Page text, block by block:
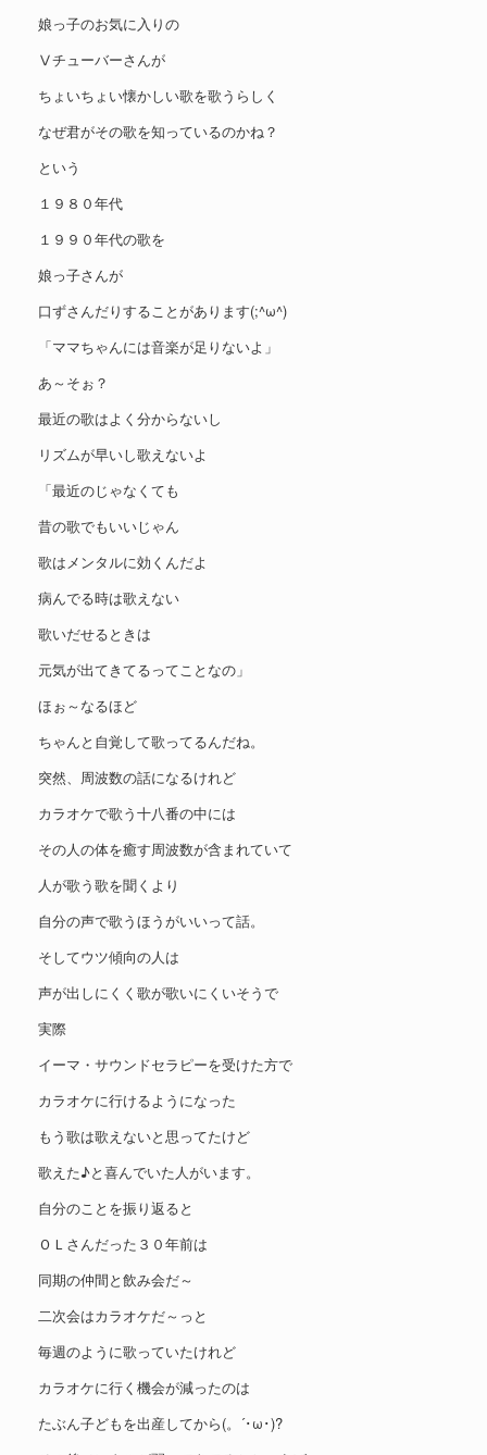
娘っ子のお気に入りの
Ⅴチューバーさんが
ちょいちょい懐かしい歌を歌うらしく
なぜ君がその歌を知っているのかね？
という
１９８０年代
１９９０年代の歌を
娘っ子さんが
口ずさんだりすることがあります(;^ω^)
「ママちゃんには音楽が足りないよ」
あ～そぉ？
最近の歌はよく分からないし
リズムが早いし歌えないよ
「最近のじゃなくても
昔の歌でもいいじゃん
歌はメンタルに効くんだよ
病んでる時は歌えない
歌いだせるときは
元気が出てきてるってことなの」
ほぉ～なるほど
ちゃんと自覚して歌ってるんだね。
突然、周波数の話になるけれど
カラオケで歌う十八番の中には
その人の体を癒す周波数が含まれていて
人が歌う歌を聞くより
自分の声で歌うほうがいいって話。
そしてウツ傾向の人は
声が出しにくく歌が歌いにくいそうで
実際
イーマ・サウンドセラピーを受けた方で
カラオケに行けるようになった
もう歌は歌えないと思ってたけど
歌えた♪と喜んでいた人がいます。
自分のことを振り返ると
ＯＬさんだった３０年前は
同期の仲間と飲み会だ～
二次会はカラオケだ～っと
毎週のように歌っていたけれど
カラオケに行く機会が減ったのは
たぶん子どもを出産してから(。´･ω･)?